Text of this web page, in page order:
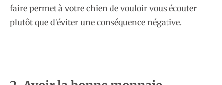
faire permet à votre chien de vouloir vous écouter
plutôt que d’éviter une conséquence négative.